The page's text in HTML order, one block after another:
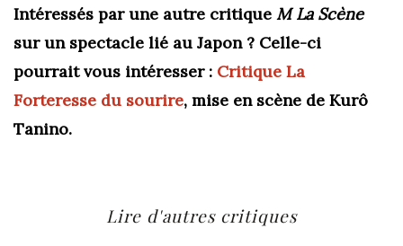
Intéressés par une autre critique M La Scène
sur un spectacle lié au Japon ? Celle-ci
pourrait vous intéresser : Critique La
Forteresse du sourire, mise en scène de Kurô
Tanino.
Lire d'autres critiques